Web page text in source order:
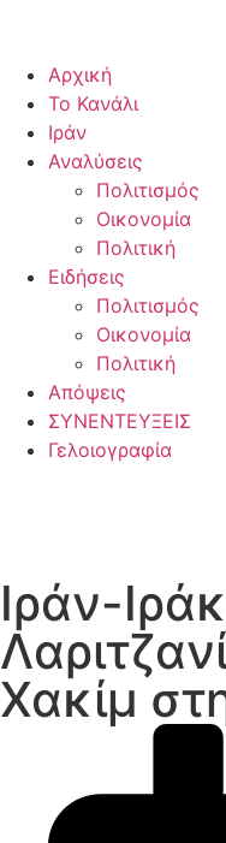
Αρχική
Το Κανάλι
Ιράν
Αναλύσεις
Πολιτισμός
Οικονομία
Πολιτική
Ειδήσεις
Πολιτισμός
Οικονομία
Πολιτική
Απόψεις
ΣΥΝΕΝΤΕΥΞΕΙΣ
Γελοιογραφία
Ιράν-
Χακίμ